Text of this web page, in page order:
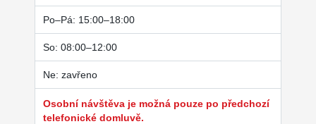
Po–Pá: 15:00–18:00
So: 08:00–12:00
Ne: zavřeno
Osobní návštěva je možná pouze po předchozí
telefonické domluvě.